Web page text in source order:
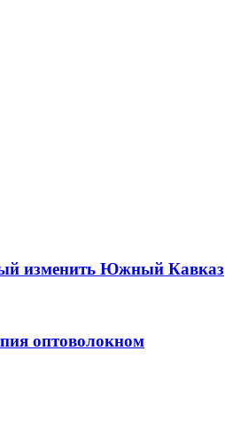
изменить Южный Кавказ
оптоволокном